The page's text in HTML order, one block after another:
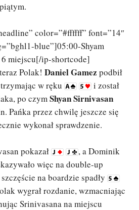
color=”#ffffff” font=”14″
blue”]05:00-Shyam
miejscu[/ip-shortcode]
Polak! Daniel Gamez podbił
w ręku
i został
po czymShyan Sirnivasan
Pańka przez chwilę jeszcze się
wykonał sprawdzenie.
pokazał
, a Dominik
więc na double-up
na boardzie spadły
wygrał rozdanie, wzmacniając
Srinivasana na miejscu